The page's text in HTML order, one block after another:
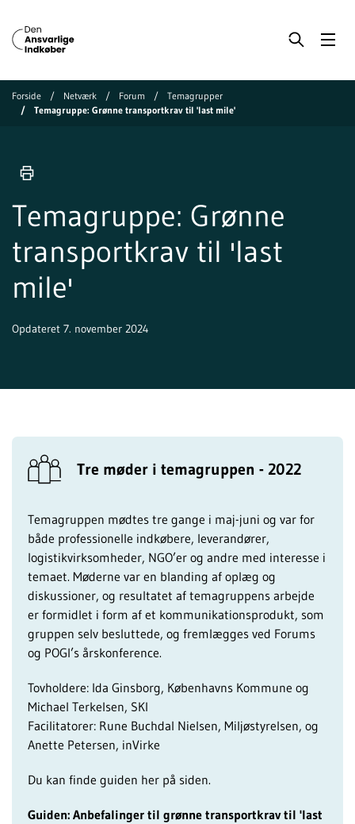
Forside Netværk Forum
Temagrupper
Temagruppe: Grønne transportkrav til 'last mile'
Temagruppe: Grønne
transportkrav til 'last
mile'
Opdateret 7. november 2024
Tre møder i temagruppen - 2022
Temagruppen mødtes tre gange i maj-juni og var for
både professionelle indkøbere, leverandører,
logistikvirksomheder, NGO’er og andre med interesse i
temaet. Møderne var en blanding af oplæg og
diskussioner, og resultatet af temagruppens arbejde
er formidlet i form af et kommunikationsprodukt, som
gruppen selv besluttede, og fremlægges ved Forums
og POGI’s årskonference.
Tovholdere: Ida Ginsborg, Københavns Kommune og
Michael Terkelsen, SKI
Facilitatorer: Rune Buchdal Nielsen, Miljøstyrelsen, og
Anette Petersen, inVirke
Du kan finde guiden her på siden.
Guiden: Anbefalinger til grønne transportkrav til 'last